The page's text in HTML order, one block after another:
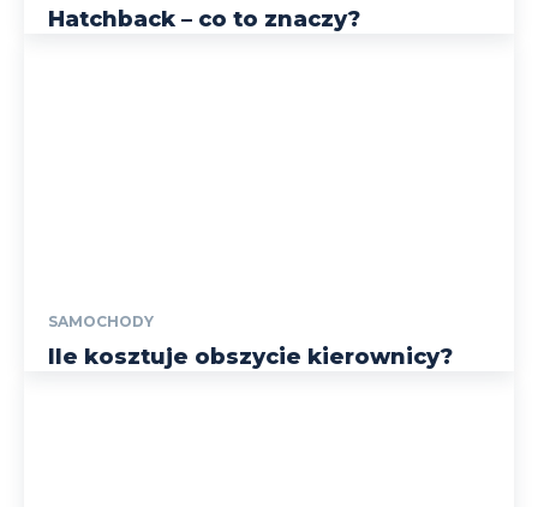
Hatchback – co to znaczy?
SAMOCHODY
Ile kosztuje obszycie kierownicy?